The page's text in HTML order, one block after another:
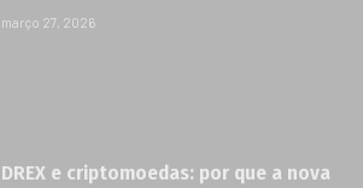
março 27, 2026
DREX e criptomoedas: por que a nova